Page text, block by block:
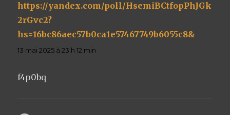
https://yandex.com/poll/HsemiBCtfopPhJGk
2rGvc2?
hs=16bc86aec57b0ca1e57467749b6055c8&
13 mai 2025 à 23 h 12 min
f4p0bq